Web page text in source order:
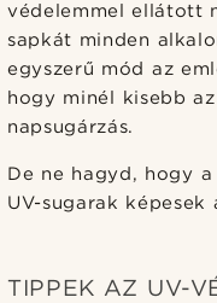
védelemmel ellátott
sapkát minden
egyszerű mód az
hogy minél kisebb
napsugárzás.
De ne hagyd, hogy
UV-sugarak
TIPPEK AZ UV-